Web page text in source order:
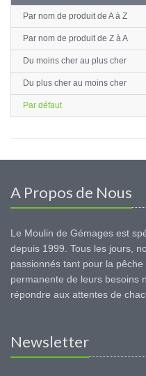
Par nom de produit de A à Z
Par nom de produit de Z à A
Du moins cher au plus cher
Du plus cher au moins cher
Par défaut
A Propos de Nous
Le Moulin de Gémages est
depuis 1999. Tous les jours,
passionnés tant pour la
permanente de leurs besoins
répondre aux attentes de
Newsletter